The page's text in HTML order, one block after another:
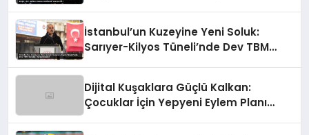
İstanbul’un Kuzeyine Yeni Soluk:
Sarıyer-Kilyos Tüneli’nde Dev TBM
Dijital Kuşaklara Güçlü Kalkan:
Çocuklar İçin Yepyeni Eylem Planı